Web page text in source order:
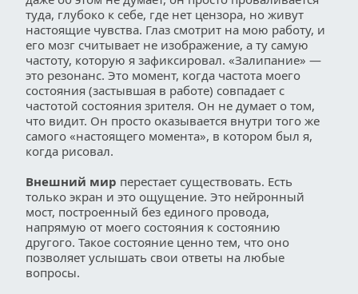
туда, глубоко к себе, где нет цензора, но живут
настоящие чувства. Глаз смотрит на мою работу, и
его мозг считывает не изображение, а ту самую
частоту, которую я зафиксировал. «Залипание» —
это резонанс. Это момент, когда частота моего
состояния (застывшая в работе) совпадает с
частотой состояния зрителя. Он не думает о том,
что видит. Он просто оказывается внутри того же
самого «настоящего момента», в котором был я,
когда рисовал.
Внешний мир перестает существовать. Есть
только экран и это ощущение. Это нейронный
мост, построенный без единого провода,
напрямую от моего состояния к состоянию
другого. Такое состояние ценно тем, что оно
позволяет услышать свои ответы на любые
вопросы.